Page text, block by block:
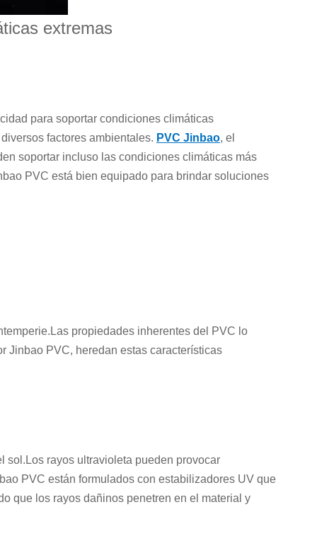
extremas
para soportar condiciones climáticas
factores ambientales. PVC Jinbao, el
soportar incluso las condiciones climáticas más
PVC está bien equipado para brindar soluciones
propiedades inherentes del PVC lo
Jinbao PVC, heredan estas características
sol.Los rayos ultravioleta pueden provocar
PVC están formulados con estabilizadores UV que
que los rayos dañinos penetren en el material y